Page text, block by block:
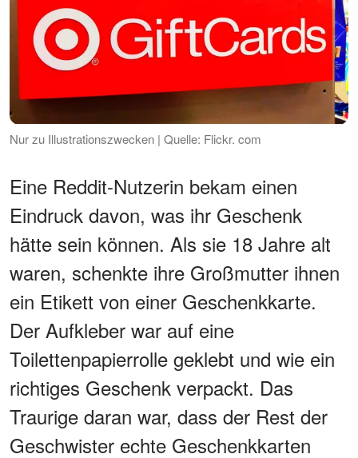
Nur zu Illustrationszwecken | Quelle: Flickr. com
Eine Reddit-Nutzerin bekam einen
Eindruck davon, was ihr Geschenk
hätte sein können. Als sie 18 Jahre alt
waren, schenkte ihre Großmutter ihnen
ein Etikett von einer Geschenkkarte.
Der Aufkleber war auf eine
Toilettenpapierrolle geklebt und wie ein
richtiges Geschenk verpackt. Das
Traurige daran war, dass der Rest der
Geschwister echte Geschenkkarten